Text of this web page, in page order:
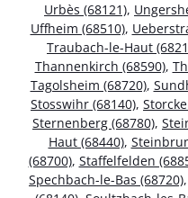
Urbès (68121),
Uffheim (68510),
Traubach-le-Haut
Thannenkirch (68590),
Tagolsheim (68720),
Stosswihr (68140),
Sternenberg (68780),
Haut (68440),
(68700), Staffelfelden
Spechbach-le-Bas (68720),